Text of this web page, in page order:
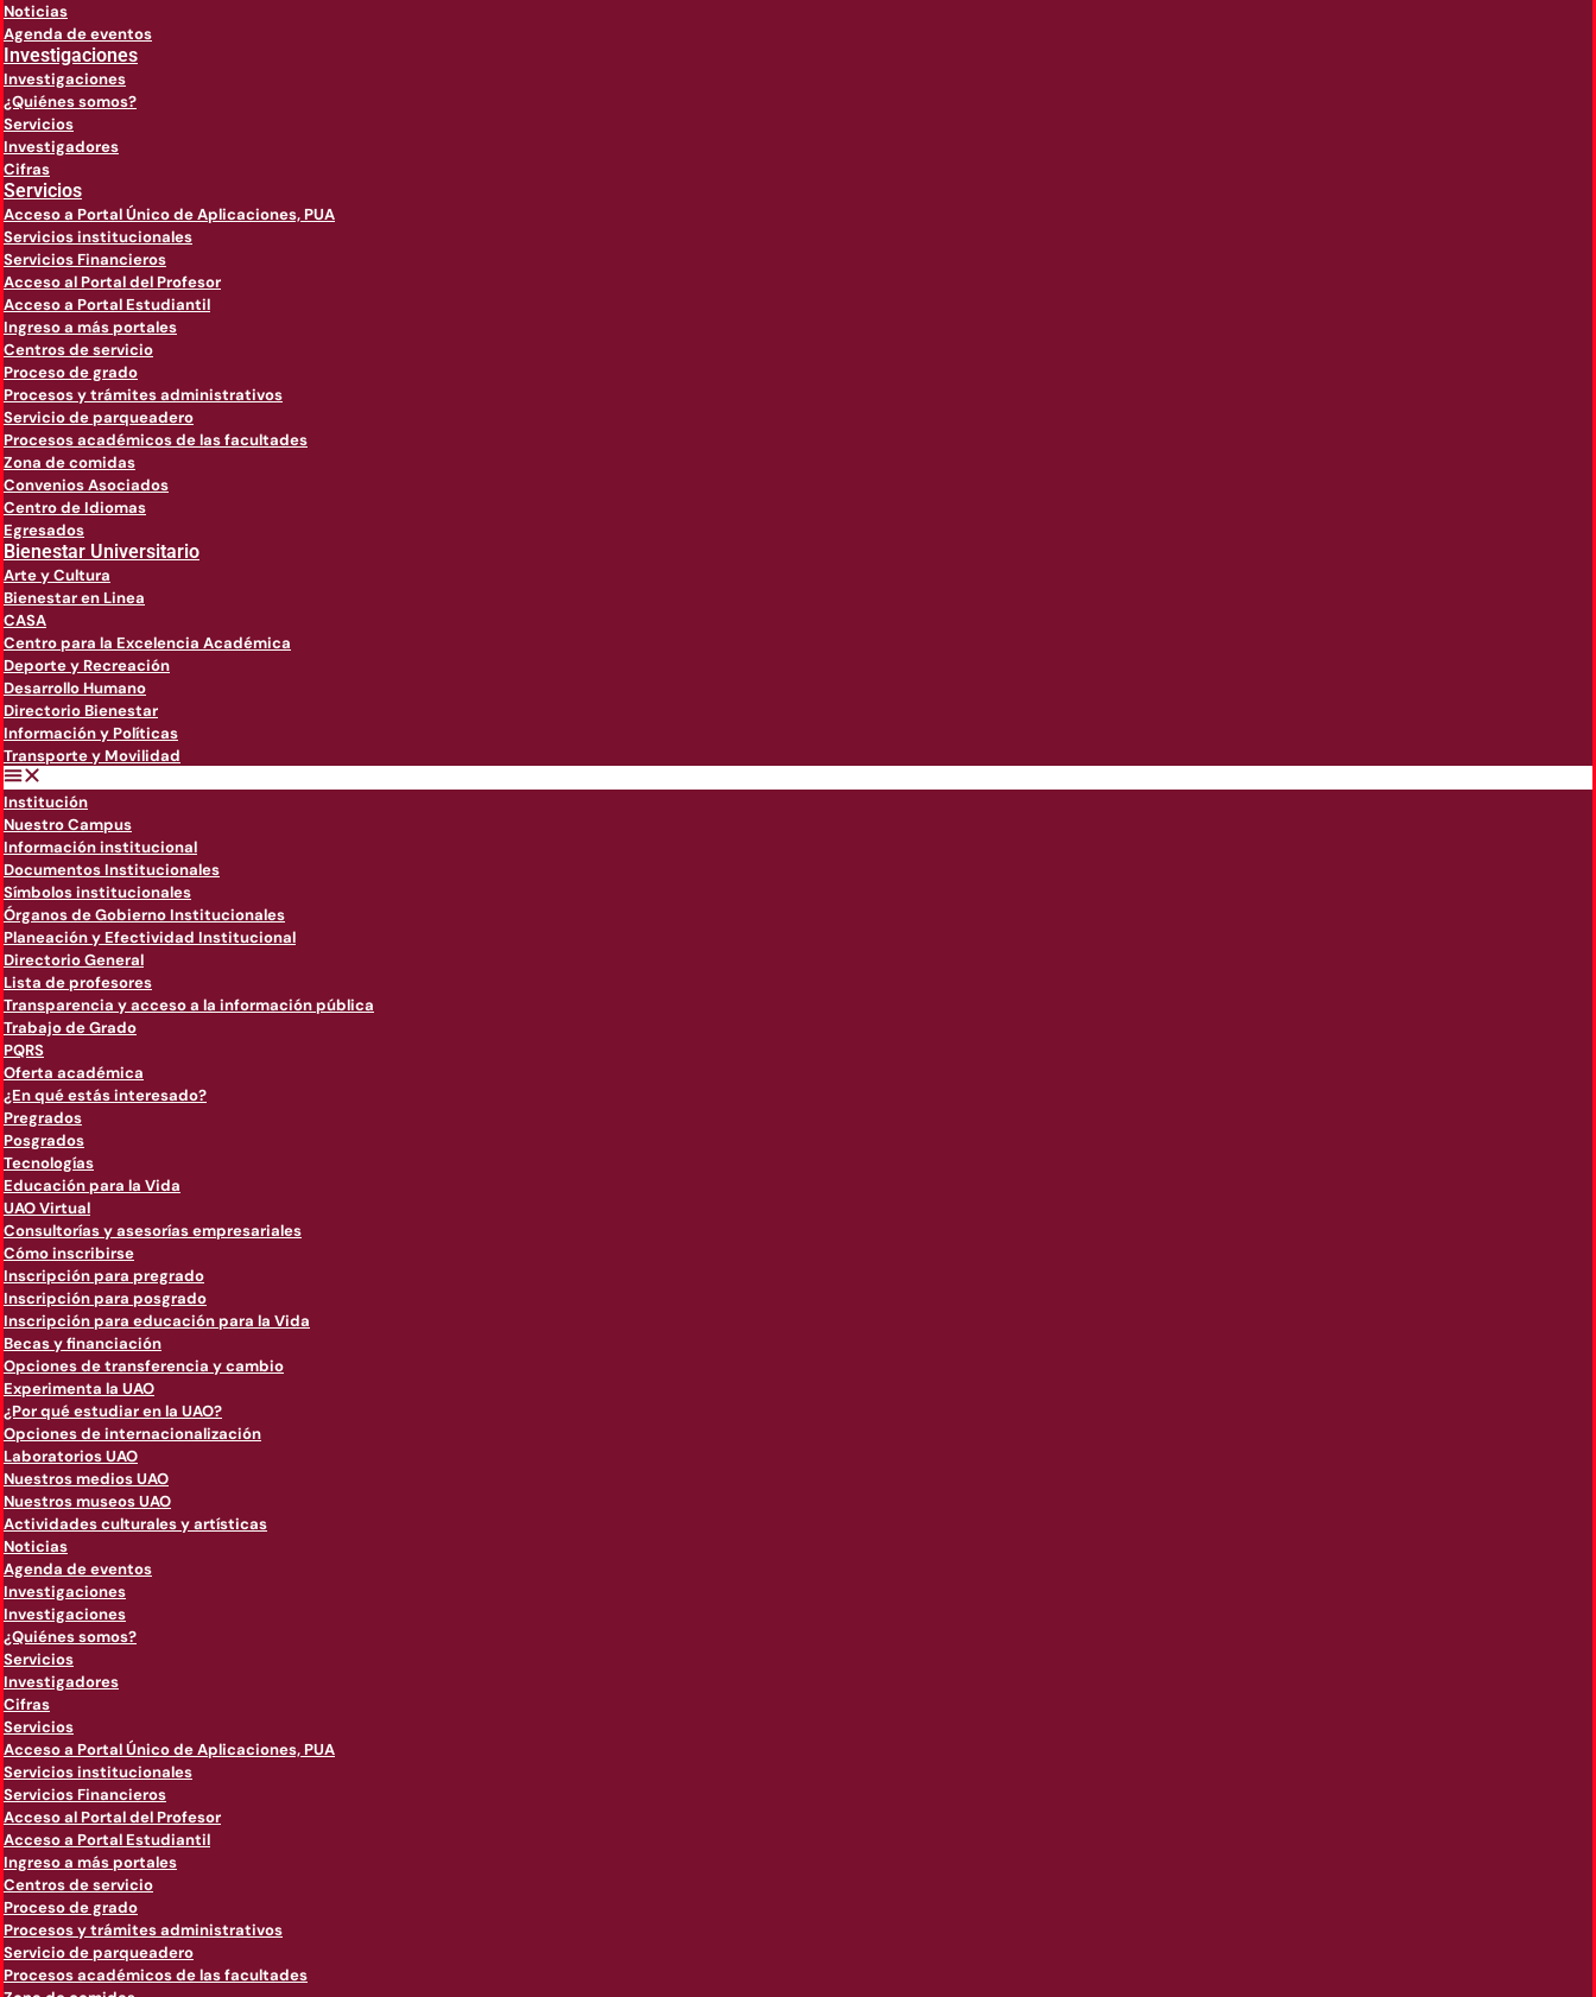
Noticias
Agenda de eventos
Investigaciones
Investigaciones
¿Quiénes somos?
Servicios
Investigadores
Cifras
Servicios
Acceso a Portal Único de Aplicaciones, PUA
Servicios institucionales
Servicios Financieros
Acceso al Portal del Profesor
Acceso a Portal Estudiantil
Ingreso a más portales
Centros de servicio
Proceso de grado
Procesos y trámites administrativos
Servicio de parqueadero
Procesos académicos de las facultades
Zona de comidas
Convenios Asociados
Centro de Idiomas
Egresados
Bienestar Universitario
Arte y Cultura
Bienestar en Linea
CASA
Centro para la Excelencia Académica
Deporte y Recreación
Desarrollo Humano
Directorio Bienestar
Información y Políticas
Transporte y Movilidad
Institución
Nuestro Campus
Información institucional
Documentos Institucionales
Símbolos institucionales
Órganos de Gobierno Institucionales
Planeación y Efectividad Institucional
Directorio General
Lista de profesores
Transparencia y acceso a la información pública
Trabajo de Grado
PQRS
Oferta académica
¿En qué estás interesado?
Pregrados
Posgrados
Tecnologías
Educación para la Vida
UAO Virtual
Consultorías y asesorías empresariales
Cómo inscribirse
Inscripción para pregrado
Inscripción para posgrado
Inscripción para educación para la Vida
Becas y financiación
Opciones de transferencia y cambio
Experimenta la UAO
¿Por qué estudiar en la UAO?
Opciones de internacionalización
Laboratorios UAO
Nuestros medios UAO
Nuestros museos UAO
Actividades culturales y artísticas
Noticias
Agenda de eventos
Investigaciones
Investigaciones
¿Quiénes somos?
Servicios
Investigadores
Cifras
Servicios
Acceso a Portal Único de Aplicaciones, PUA
Servicios institucionales
Servicios Financieros
Acceso al Portal del Profesor
Acceso a Portal Estudiantil
Ingreso a más portales
Centros de servicio
Proceso de grado
Procesos y trámites administrativos
Servicio de parqueadero
Procesos académicos de las facultades